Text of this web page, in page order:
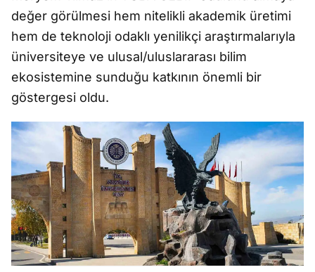
değer görülmesi hem nitelikli akademik üretimi
hem de teknoloji odaklı yenilikçi araştırmalarıyla
üniversiteye ve ulusal/uluslararası bilim
ekosistemine sunduğu katkının önemli bir
göstergesi oldu.